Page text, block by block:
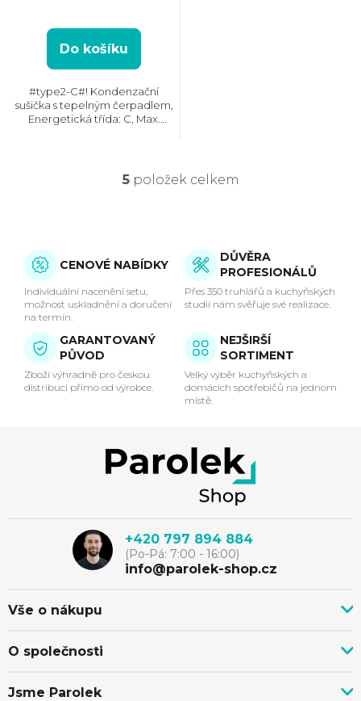
Do košíku
#type2-C#! Kondenzační
sušička s tepelným čerpadlem,
Energetická třída: C, Max.
Kondenzační nádržka, Možnost
napojení odpadu
O
l
á
a
c
p
r
k
y
5položek celkem
CENOVÉ NABÍDKY
Individuální nacenění setu,
možnost uskladnění a doručení
na termín.
DŮVĚRA
PROFESIONÁLŮ
Přes 350 truhlářů a kuchyňských
studií nám svěřuje své realizace.
GARANTOVANÝ
PŮVOD
Zboží výhradně pro českou
distribuci přímo od výrobce.
NEJŠIRŠÍ
SORTIMENT
Velký výběr kuchyňských a
domácích spotřebičů na jednom
místě.
t
+420 797 894 884
(Po-Pá: 7:00 - 16:00)
info@parolek-shop.cz
Vše o nákupu
Doprava, platba a služby
Nákup na splátky
O společnosti
Jsme Parolek